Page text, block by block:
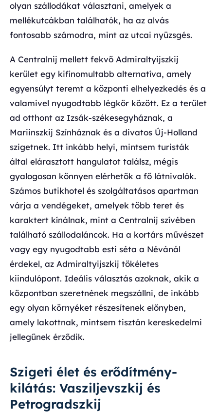
olyan szállodákat választani, amelyek a
mellékutcákban találhatók, ha az alvás
fontosabb számodra, mint az utcai nyüzsgés.
A Centralnij mellett fekvő Admiraltyijszkij
kerület egy kifinomultabb alternatíva, amely
egyensúlyt teremt a központi elhelyezkedés és a
valamivel nyugodtabb légkör között. Ez a terület
ad otthont az Izsák-székesegyháznak, a
Mariinszkij Színháznak és a divatos Új-Holland
szigetnek. Itt inkább helyi, mintsem turisták
által elárasztott hangulatot találsz, mégis
gyalogosan könnyen elérhetők a fő látnivalók.
Számos butikhotel és szolgáltatásos apartman
várja a vendégeket, amelyek több teret és
karaktert kínálnak, mint a Centralnij szívében
található szállodaláncok. Ha a kortárs művészet
vagy egy nyugodtabb esti séta a Névánál
érdekel, az Admiraltyijszkij tökéletes
kiindulópont. Ideális választás azoknak, akik a
központban szeretnének megszállni, de inkább
egy olyan környéket részesítenek előnyben,
amely lakottnak, mintsem tisztán kereskedelmi
jellegűnek érződik.
Szigeti élet és erődítmény-
kilátás: Vasziljevszkij és
Petrogradszkij